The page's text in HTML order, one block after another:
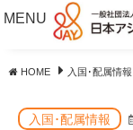
HOME 入国･配属情報
入国･配属情報
MENU